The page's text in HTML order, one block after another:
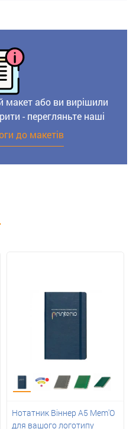
макет або ви вирішили
- перегляньте наші
до макетів
Нотатник Віннер А5 Mem'O
для вашого логотипу